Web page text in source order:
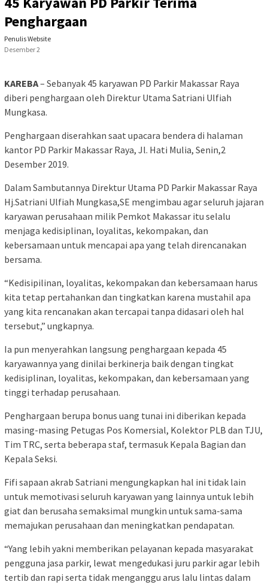
Penghargaan
Penulis Website
Desember 2
KAREBA– Sebanyak 45 karyawan PD Parkir Makassar Raya
diberi penghargaan oleh Direktur Utama Satriani Ulfiah
Mungkasa.
Penghargaan diserahkan saat upacara bendera di halaman
kantor PD Parkir Makassar Raya, Jl. Hati Mulia, Senin,2
Desember 2019.
Dalam Sambutannya Direktur Utama PD Parkir Makassar Raya
Hj.Satriani Ulfiah Mungkasa,SE mengimbau agar seluruh jajaran
karyawan perusahaan milik Pemkot Makassar itu selalu
menjaga kedisiplinan, loyalitas, kekompakan, dan
kebersamaan untuk mencapai apa yang telah direncanakan
bersama.
“Kedisipilinan, loyalitas, kekompakan dan kebersamaan harus
kita tetap pertahankan dan tingkatkan karena mustahil apa
yang kita rencanakan akan tercapai tanpa didasari oleh hal
tersebut,” ungkapnya.
Ia pun menyerahkan langsung penghargaan kepada 45
karyawannya yang dinilai berkinerja baik dengan tingkat
kedisiplinan, loyalitas, kekompakan, dan kebersamaan yang
tinggi terhadap perusahaan.
Penghargaan berupa bonus uang tunai ini diberikan kepada
masing-masing Petugas Pos Komersial, Kolektor PLB dan TJU,
Tim TRC, serta beberapa staf, termasuk Kepala Bagian dan
Kepala Seksi.
Fifi sapaan akrab Satriani mengungkapkan hal ini tidak lain
untuk memotivasi seluruh karyawan yang lainnya untuk lebih
giat dan berusaha semaksimal mungkin untuk sama-sama
memajukan perusahaan dan meningkatkan pendapatan.
“Yang lebih yakni memberikan pelayanan kepada masyarakat
pengguna jasa parkir, lewat mengedukasi juru parkir agar lebih
tertib dan rapi serta tidak menganggu arus lalu lintas dalam